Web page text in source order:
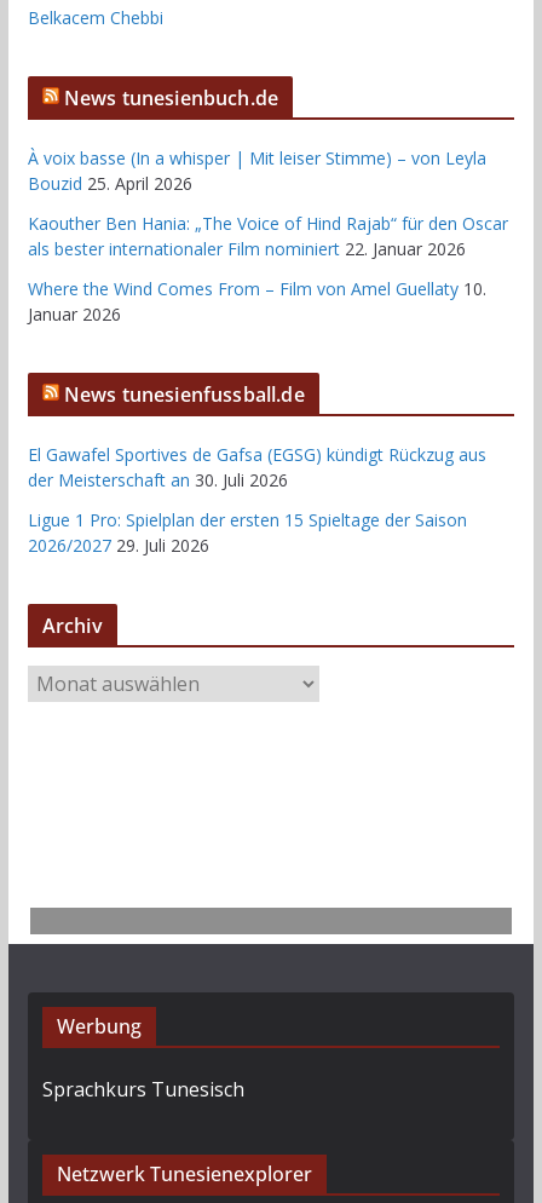
Belkacem Chebbi
News tunesienbuch.de
À voix basse (In a whisper | Mit leiser Stimme) – von Leyla
Bouzid 25. April 2026
Kaouther Ben Hania: „The Voice of Hind Rajab“ für den Oscar
als bester internationaler Film nominiert 22. Januar 2026
Where the Wind Comes From – Film von Amel Guellaty 10.
Januar 2026
News tunesienfussball.de
El Gawafel Sportives de Gafsa (EGSG) kündigt Rückzug aus
der Meisterschaft an 30. Juli 2026
Ligue 1 Pro: Spielplan der ersten 15 Spieltage der Saison
2026/2027 29. Juli 2026
Archiv
r
Werbung
Sprachkurs Tunesisch
Netzwerk Tunesienexplorer